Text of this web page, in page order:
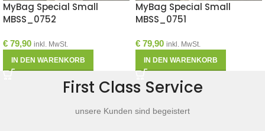
MyBag Special Small
MBSS_0752
€ 79,90 inkl. MwSt.
IN DEN WARENKORB
MyBag Special Small
MBSS_0751
€ 79,90 inkl. MwSt.
IN DEN WARENKORB
First Class Service
unsere Kunden sind begeistert